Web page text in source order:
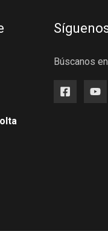
Búscanos